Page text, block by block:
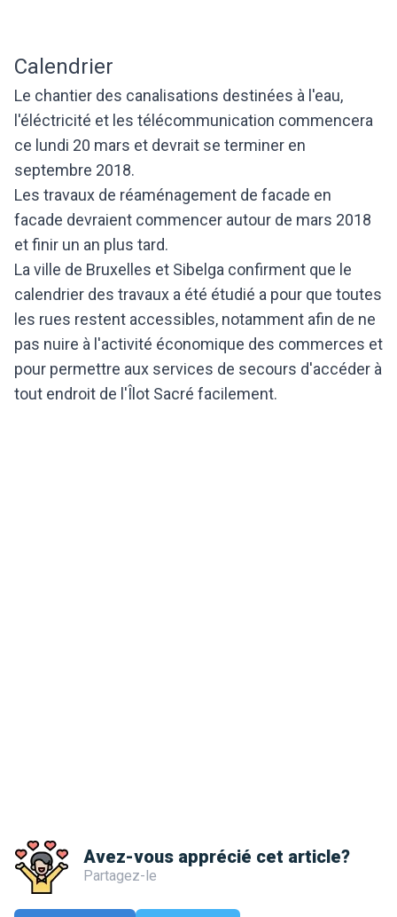
Calendrier
Le chantier des canalisations destinées à l'eau,
l'éléctricité et les télécommunication commencera
ce lundi 20 mars et devrait se terminer en
septembre 2018.
Les travaux de réaménagement de facade en
facade devraient commencer autour de mars 2018
et finir un an plus tard.
La ville de Bruxelles et Sibelga confirment que le
calendrier des travaux a été étudié a pour que toutes
les rues restent accessibles, notamment afin de ne
pas nuire à l'activité économique des commerces et
pour permettre aux services de secours d'accéder à
tout endroit de l'Îlot Sacré facilement.
Avez-vous apprécié cet article?
Partagez-le